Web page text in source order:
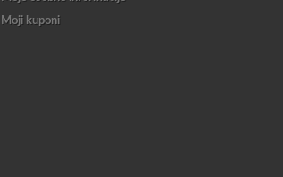
Moji kuponi